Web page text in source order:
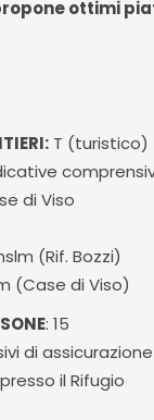
ottimi
T (turistico)
di Viso
(Rif. Bozzi)
(Case di Viso)
: 15
di assicurazione
il Rifugio